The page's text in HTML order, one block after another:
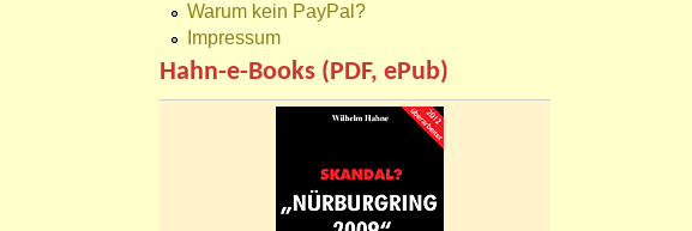
Warum kein PayPal?
Impressum
Hahn-e-Books (PDF, ePub)